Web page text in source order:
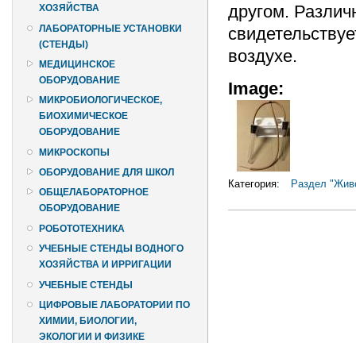
ХОЗЯЙСТВА
ЛАБОРАТОРНЫЕ УСТАНОВКИ
(СТЕНДЫ)
МЕДИЦИНСКОЕ
ОБОРУДОВАНИЕ
МИКРОБИОЛОГИЧЕСКОЕ,
БИОХИМИЧЕСКОЕ
ОБОРУДОВАНИЕ
МИКРОСКОПЫ
ОБОРУДОВАНИЕ ДЛЯ ШКОЛ
ОБЩЕЛАБОРАТОРНОЕ
ОБОРУДОВАНИЕ
РОБОТОТЕХНИКА
УЧЕБНЫЕ СТЕНДЫ ВОДНОГО
ХОЗЯЙСТВА И ИРРИГАЦИИ
УЧЕБНЫЕ СТЕНДЫ
ЦИФРОВЫЕ ЛАБОРАТОРИИ ПО
ХИМИИ, БИОЛОГИИ,
ЭКОЛОГИИ И ФИЗИКЕ
другом.
воздухе.
Image:
Категория: Раздел